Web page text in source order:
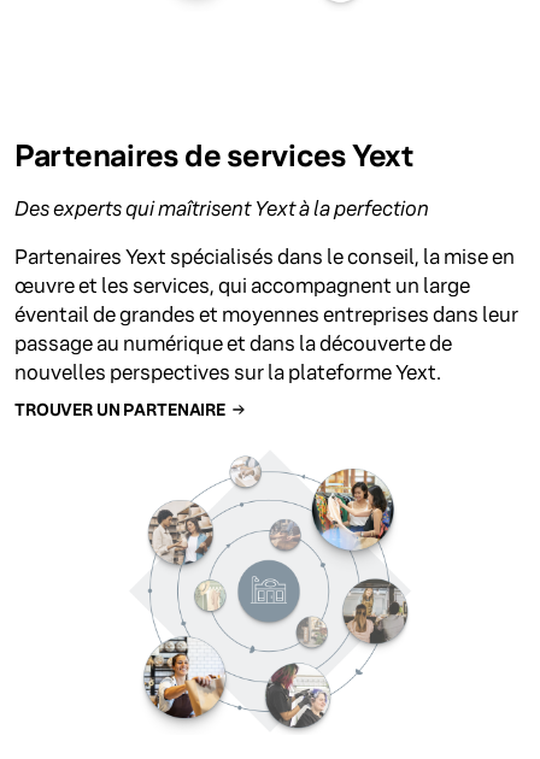
Partenaires de services Yext
Des experts qui maîtrisent Yext à la perfection
Partenaires Yext spécialisés dans le conseil, la mise en
œuvre et les services, qui accompagnent un large
éventail de grandes et moyennes entreprises dans leur
passage au numérique et dans la découverte de
nouvelles perspectives sur la plateforme Yext.
TROUVER UN PARTENAIRE